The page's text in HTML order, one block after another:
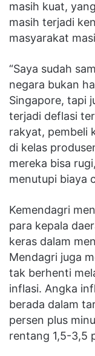
masih kuat,
masih terjadi
masyarakat
“Saya sudah
negara bukan
Singapore, tapi
terjadi deflasi
rakyat, pembeli
di kelas
mereka bisa
menutupi biaya
Kemendagri
para kepala
keras dalam
Mendagri juga
tak berhenti
inflasi. Angka
berada dalam
persen plus
rentang 1,5-3,5